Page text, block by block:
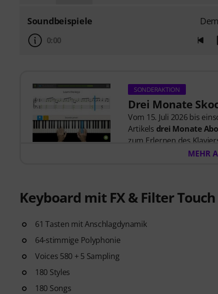
Soundbeispiele
0:00
SONDERAKTION
Drei Monate
Vom 15. Juli 2026 bis
Artikels drei Monate
zum Erlernen des
zuhört, und Lektionen,
automatisch. Keine
MEHR
Keyboard mit FX & Filter Touch
61 Tasten mit Anschlagdynamik
64-stimmige Polyphonie
Voices 580 + 5 Sampling
180 Styles
180 Songs